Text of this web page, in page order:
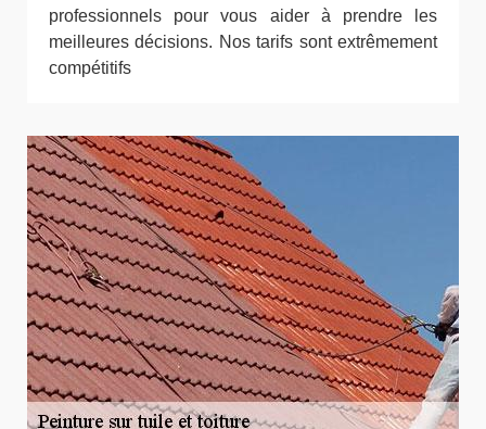
professionnels pour vous aider à prendre les
meilleures décisions. Nos tarifs sont extrêmement
compétitifs